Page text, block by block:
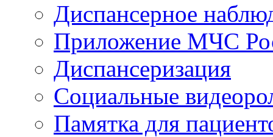
Диспансерное
Приложение МЧС
Диспансеризация
Социальные
Памятка для